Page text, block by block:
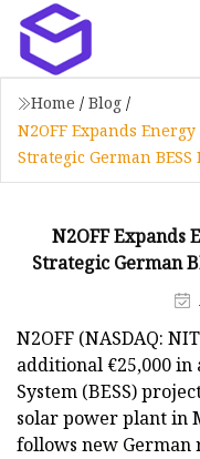
Home / Blog /
N2OFF Expands
Strategic German
N2OFF
Strategic German
N2OFF (NASDAQ:
additional €25,000
System (BESS)
solar power plant in
follows new German